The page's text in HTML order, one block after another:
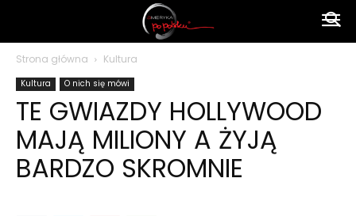
polsku
Strona główna Kultura
Kultura O nich się mówi
TE GWIAZDY HOLLYWOOD
MAJĄ MILIONY A ŻYJĄ
BARDZO SKROMNIE